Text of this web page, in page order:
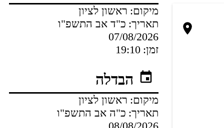
מיקום: ראשון לציון
תאריך: כ"ד אב התשפ"ו
07/08/2026
זמן: 19:10
הבדלה
מיקום: ראשון לציון
תאריך: כ"ה אב התשפ"ו